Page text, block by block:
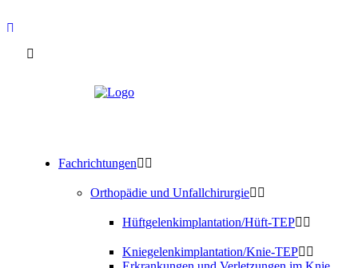
Fachrichtungen
Orthopädie und Unfallchirurgie
Hüftgelenkimplantation/Hüft-TEP
Kniegelenkimplantation/Knie-TEP